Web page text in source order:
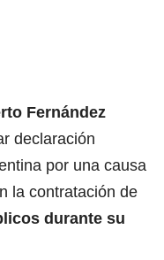
Fernández
declaración
por una causa
la contratación de
durante su